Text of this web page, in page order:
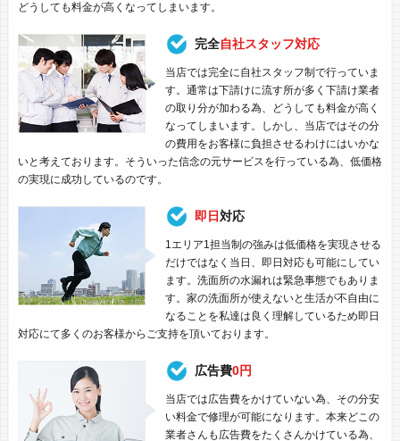
どうしても料金が高くなってしまいます。
完全自社スタッフ対応
当店では完全に自社スタッフ制で行っていま
す。通常は下請けに流す所が多く下請け業者
の取り分が加わる為、どうしても料金が高く
なってしまいます。しかし、当店ではその分
の費用をお客様に負担させるわけにはいかな
いと考えております。そういった信念の元サービスを行っている為、低価格
の実現に成功しているのです。
即日対応
1エリア1担当制の強みは低価格を実現させる
だけではなく当日、即日対応も可能にしてい
ます。洗面所の水漏れは緊急事態でもありま
す。家の洗面所が使えないと生活が不自由に
なることを私達は良く理解しているため即日
対応にて多くのお客様からご支持を頂いております。
広告費0円
当店では広告費をかけていない為、その分安
い料金で修理が可能になります。本来どこの
業者さんも広告費をたくさんかけている為、